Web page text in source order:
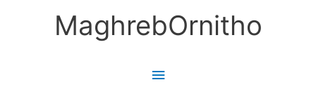
MaghrebOrnitho
Main